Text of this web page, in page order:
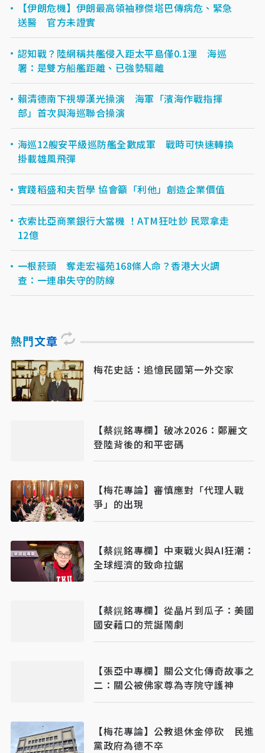
【伊朗危機】伊朗最高領袖穆傑塔巴傳病危、緊急
送醫 官方未證實
認知戰？陸網稱共艦侵入距太平島僅0.1浬 海巡
署：是雙方船艦距離、已強勢驅離
賴清德南下視導漢光操演 海軍「濱海作戰指揮
部」首次與海巡聯合操演
海巡12艘安平級巡防艦全數成軍 戰時可快速轉換
掛載雄風飛彈
實踐稻盛和夫哲學 協會籲「利他」創造企業價值
衣索比亞商業銀行大當機 ！ATM狂吐鈔 民眾拿走
12億
一根菸頭 奪走宏福苑168條人命？香港大火調
查：一連串失守的防線
熱門文章
梅花史話：追憶民國第一外交家
【​​​​​​​蔡鎤銘專欄】破冰2026：鄭麗文
登陸背後的和平密碼
【梅花專論】審慎應對「代理人戰
爭」的出現
【蔡鎤銘專欄】中東戰火與AI狂潮：
全球經濟的致命拉鋸
【蔡鎤銘專欄】從晶片到瓜子：美國
國安藉口的荒誕鬧劇
【張亞中專欄】關公文化傳奇故事之
二：關公被佛家尊為寺院守護神
【梅花專論】公教退休金停砍 民進
黨政府為德不卒